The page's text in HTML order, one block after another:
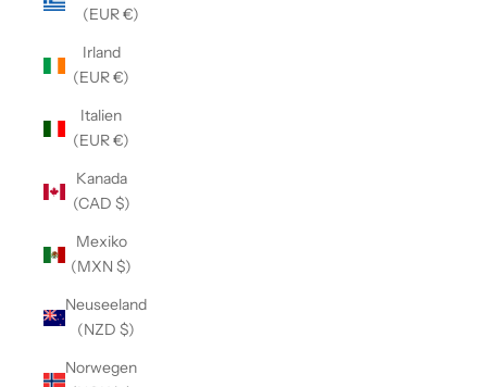
(EUR €)
Irland
(EUR €)
Italien
(EUR €)
Kanada
(CAD $)
Mexiko
(MXN $)
Neuseeland
(NZD $)
Norwegen